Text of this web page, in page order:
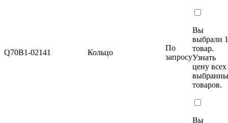
Q70B1-02141 Кольцо
По
запросу
Вы
выбрали 1
товар.
Узнать
цену всех
товаров.
Вы